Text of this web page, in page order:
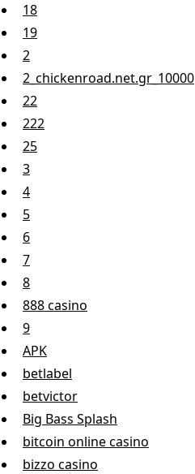
18
19
2
2_chickenroad.net.gr_10000
22
222
25
3
4
5
6
7
8
888 casino
9
APK
betlabel
betvictor
Big Bass Splash
bitcoin online casino
bizzo casino